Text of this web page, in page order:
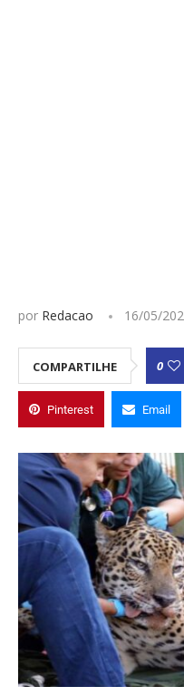
por Redacao 16/05/
COMPARTILHE 0
Pinterest Email